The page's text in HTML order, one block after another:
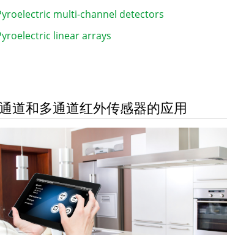
multi-channel detectors
linear arrays
道和多通道红外传感器的应用